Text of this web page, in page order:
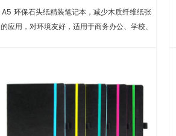
A5 环保石头纸精装笔记本，减少木质纤维纸张
的应用，对环境友好，适用于商务办公、学校、